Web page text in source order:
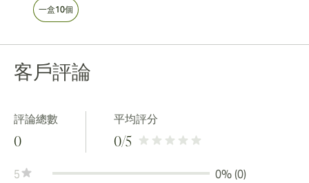
一盒10個
客戶評論
評論總數
0
平均評分
0/5
5
0% (0)